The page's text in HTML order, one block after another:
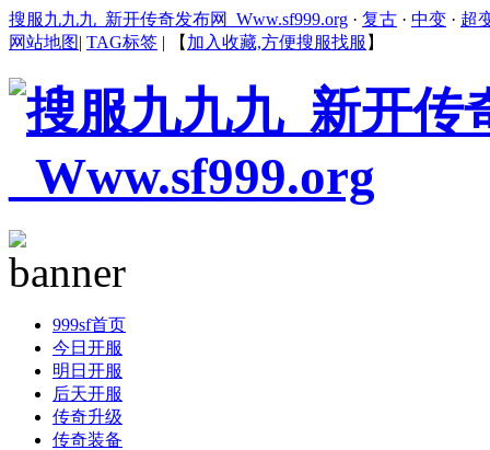
搜服九九九_新开传奇发布网_Www.sf999.org · 复古 · 中变 · 超
网站地图| TAG标签 | 【 加入收藏,方便搜服找服 】
999sf首页
今日开服
明日开服
后天开服
传奇升级
传奇装备